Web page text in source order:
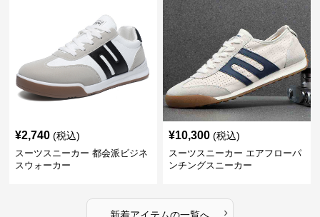
¥2,740 (税込)
スーツスニーカー 都会派ビジネ
スウォーカー
¥10,300 (税込)
スーツスニーカー エアフローパ
ンチングスニーカー
›